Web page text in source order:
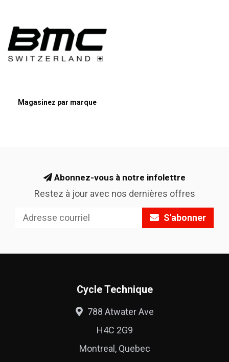
Magasinez par marque
Abonnez-vous à notre infolettre
Restez à jour avec nos dernières offres
S'abonner
Cycle Technique
788 Atwater Ave
H4C 2G9
Montreal, Quebec